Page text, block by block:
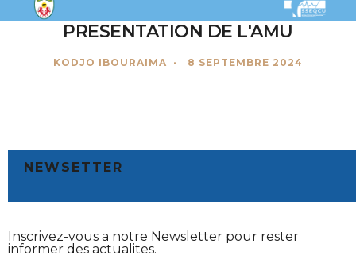
PRESENTATION DE L'AMU
KODJO IBOURAIMA 8 SEPTEMBRE 2024
NEWSETTER
Inscrivez-vous a notre Newsletter pour rester
informer des actualites.